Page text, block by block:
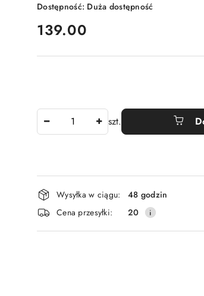
Dostępność: Duża dostępność
cena:
139.00
szt.
Dostępność
i
dostawa
Wysyłka w ciągu:
48 godzin
Cena przesyłki:
20